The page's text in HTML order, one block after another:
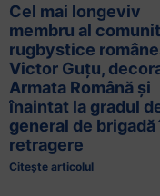
Cel mai longeviv
membru al
rugbystice
Victor Guțu,
Armata Română și
înaintat la gradul
general de brigadă
retragere
Citește articolul